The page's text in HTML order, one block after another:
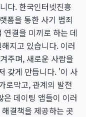
다. 한국인터넷진흥
폼을 통한 사기 범죄
결을 미끼로 하는 데
지고 있습니다. 이러
주며, 새로운 사람을
갖게 만듭니다. '이 사
로막고, 관계의 발전
데이팅 앱들이 이러
결책을 제공하는 곳